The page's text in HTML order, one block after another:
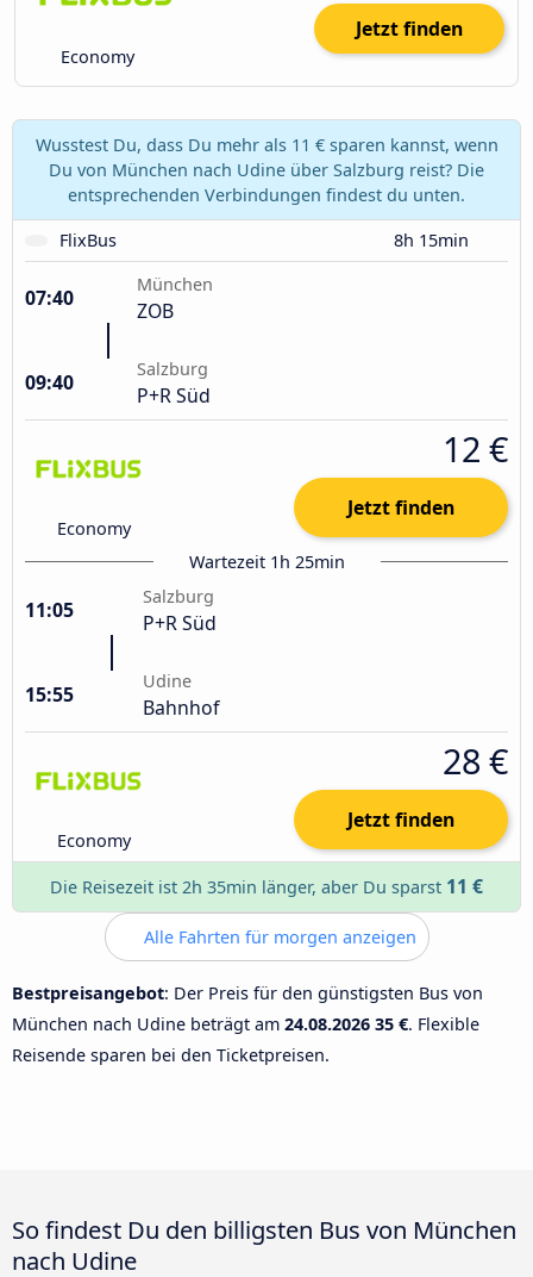
Economy
Jetzt finden
Wusstest Du, dass Du mehr als 11 € sparen kannst, wenn
Du von München nach Udine über Salzburg reist? Die
entsprechenden Verbindungen findest du unten.
FlixBus
8h 15min
07:40
München
ZOB
09:40
Salzburg
P+R Süd
Economy
12 €
Jetzt finden
Wartezeit 1h 25min
11:05
Salzburg
P+R Süd
15:55
Udine
Bahnhof
Economy
28 €
Jetzt finden
Die Reisezeit ist 2h 35min länger, aber Du sparst 11 €
Alle Fahrten für morgen anzeigen
Bestpreisangebot: Der Preis für den günstigsten Bus von
München nach Udine beträgt am 24.08.2026 35 €. Flexible
Reisende sparen bei den Ticketpreisen.
So findest Du den billigsten Bus von München
nach Udine